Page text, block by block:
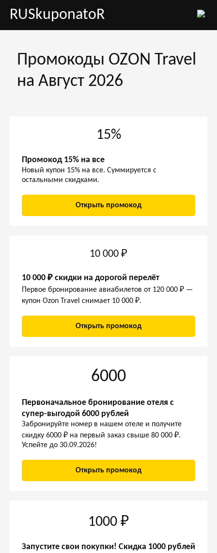
RUSkuponatoR
Промокоды OZON Travel
на Август 2026
15%
Промокод 15% на все
Новый купон 15% на все. Суммируется с
остальными скидками.
Открыть промокод
10 000 ₽
10 000 ₽ скидки на дорогой перелёт
Первое бронирование авиабилетов от 120 000 ₽ —
купон Ozon Travel снимает 10 000 ₽.
Открыть промокод
6000
Первоначальное бронирование отеля с
супер-выгодой 6000 рублей
Забронируйте номер в нашем отеле и получите
скидку 6000 ₽ на первый заказ свыше 80 000 ₽.
Успейте до 30.09.2026!
Открыть промокод
1000 ₽
Запустите свои покупки! Скидка 1000 рублей